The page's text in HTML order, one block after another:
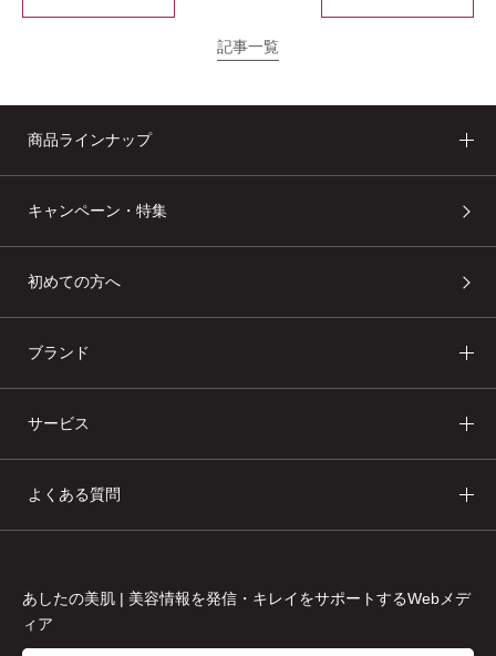
あしたの美肌 | 美容情報を発信・キレイをサポートするWebメデ
ィア
記事一覧
商品ラインナップ
キャンペーン・特集
初めての方へ
ブランド
サービス
よくある質問
あしたの美肌 | 美容情報を発信・キレイをサポートするWebメデ
ィア